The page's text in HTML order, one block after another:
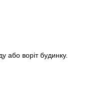
або воріт будинку.